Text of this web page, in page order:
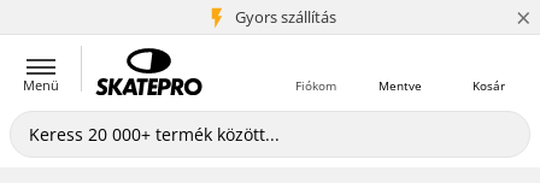
Gyors szállítás
5+ millió ügyfél ×
Menü Kosár
Mentve
Fiókom